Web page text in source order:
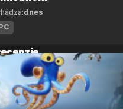
dnes